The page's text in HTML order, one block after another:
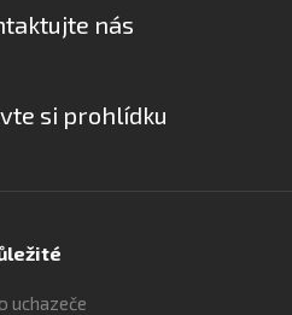
nás
si prohlídku
uchazeče